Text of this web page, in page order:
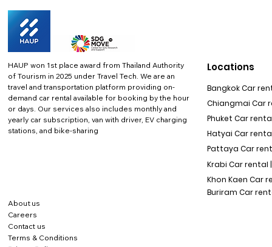
HAUP won 1st place award from Thailand Authority
of Tourism in 2025 under Travel Tech. We are an
travel and transportation platform providing on-
demand car rental available for booking by the hour
or days. Our services also includes monthly and
yearly car subscription, van with driver, EV charging
stations, and bike-sharing
About us
Careers
Contact us
Terms & Conditions
Locations
Bangkok Car
Chiangmai Car
Phuket Car rental
Hatyai Car
Pattaya Car
Krabi Car rental |
Khon Kaen Car
Buriram Car